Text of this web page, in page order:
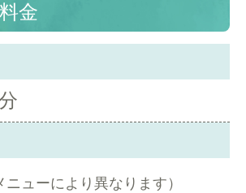
金
ニューにより異なります）